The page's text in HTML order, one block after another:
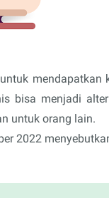
mendapatkan
bisa menjadi
untuk orang lain.
2022